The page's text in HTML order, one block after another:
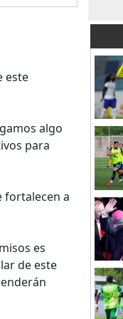
este
algo
para
fortalecen a
es
de este